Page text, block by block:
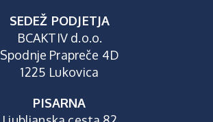
SEDEŽ PODJETJA
BCAKTIV d.o.o.
Spodnje Prapreče 4D
1225 Lukovica
PISARNA